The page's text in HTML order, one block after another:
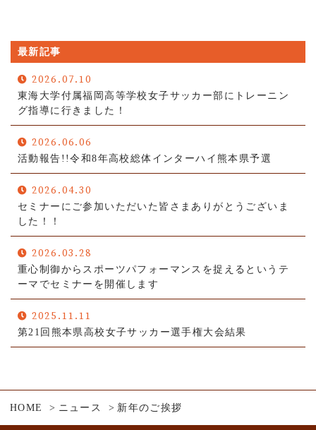
お電話での受付
080-5276-4309
最新記事
2026.07.10
東海大学付属福岡高等学校女子サッカー部にトレーニン
グ指導に行きました！
2026.06.06
活動報告!!令和8年高校総体インターハイ熊本県予選
2026.04.30
セミナーにご参加いただいた皆さまありがとうございま
した！！
2026.03.28
重心制御からスポーツパフォーマンスを捉えるというテ
ーマでセミナーを開催します
2025.11.11
第21回熊本県高校女子サッカー選手権大会結果
HOME ニュース 新年のご挨拶